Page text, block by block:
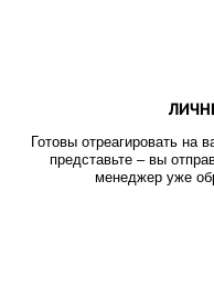
Готовы отреагировать на
представьте – вы
менеджер уже